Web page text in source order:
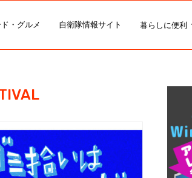
・グルメ 自衛隊情報サイト 暮らしに便利